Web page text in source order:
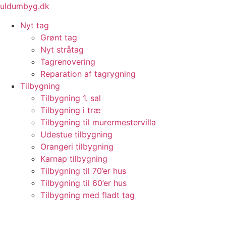
Videre
indhold
uldumbyg.dk
Nyt tag
Grønt tag
Nyt stråtag
Tagrenovering
Reparation af tagrygning
Tilbygning
Tilbygning 1. sal
Tilbygning i træ
Tilbygning til murermestervilla
Udestue tilbygning
Orangeri tilbygning
Karnap tilbygning
Tilbygning til 70’er hus
Tilbygning til 60’er hus
Tilbygning med fladt tag